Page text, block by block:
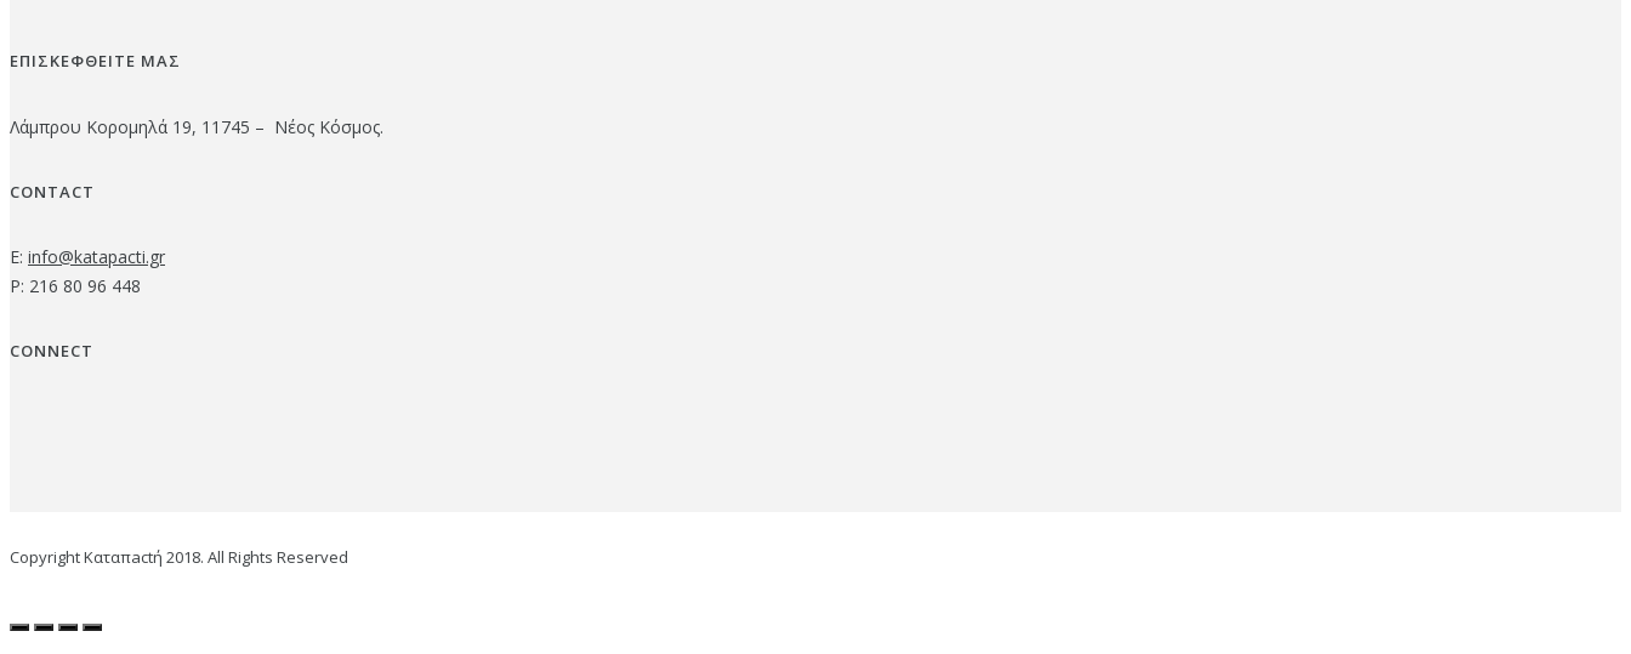
ΕΠΙΣΚΕΦΘΕΙΤΕ ΜΑΣ
Λάμπρου Κορομηλά 19, 11745 – Νέος Κόσμος.
CONTACT
E: info@katapacti.gr
P: 216 80 96 448
CONNECT
Copyright Καταπactή 2018. All Rights Reserved